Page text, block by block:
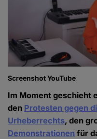
Screenshot YouTube
Im Moment geschieht
den Protesten gegen
Urheberrechts, den
Demonstrationen für